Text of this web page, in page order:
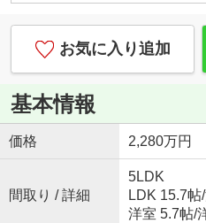
◇はじめての住宅購入、ま
すか？◇
初めてなので「分からない
います。
例えば、物件価格の他にか
どすぐにご説明いたします。
勉強しながら、納得して後
一組のお客様にじっくり向
『入りやすくて、相談しや
心がけております♪
お気に入り追加
基本情報
価格 2,280万円
間取り / 詳細
5LDK
LDK 15.7帖/
洋室 5.7帖/